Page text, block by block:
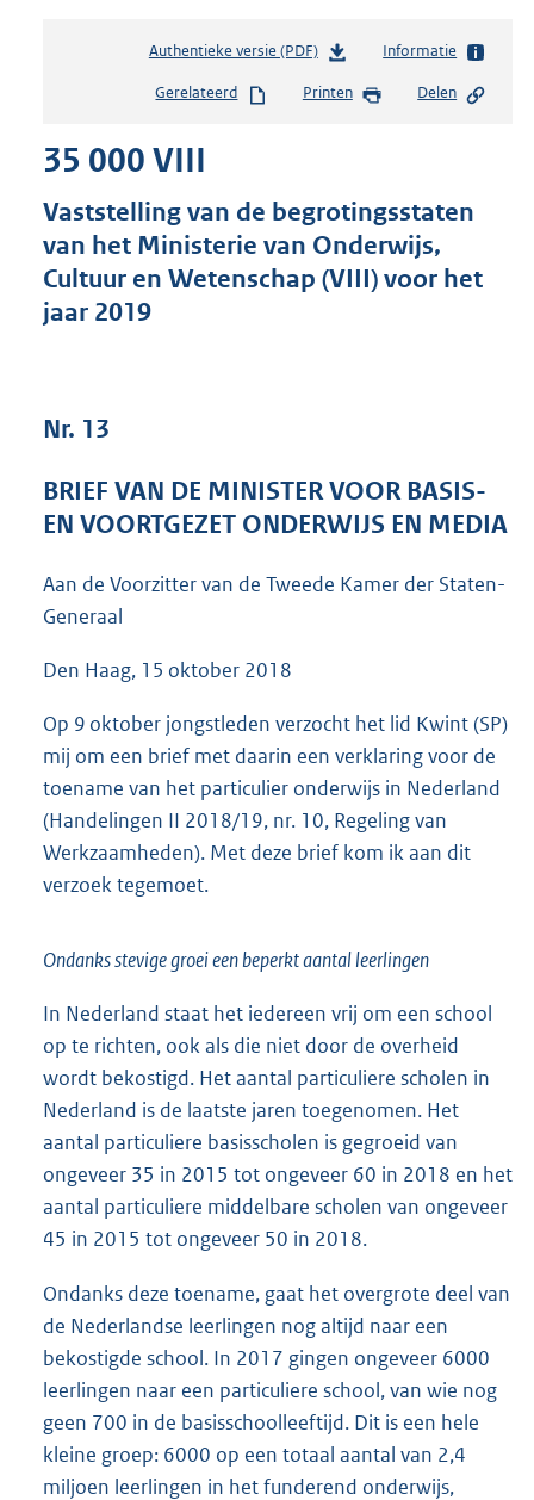
Authentieke versie (PDF)b
s
s
g
r
K
b
Informatie
Gerelateerd Printen Delen
35 000 VIII
Vaststelling van de begrotingsstaten
van het Ministerie van Onderwijs,
Cultuur en Wetenschap (VIII) voor het
jaar 2019
Nr. 13
BRIEF VAN DE MINISTER VOOR BASIS-
EN VOORTGEZET ONDERWIJS EN MEDIA
Aan de Voorzitter van de Tweede Kamer der Staten-
Generaal
Den Haag, 15 oktober 2018
Op 9 oktober jongstleden verzocht het lid Kwint (SP)
mij om een brief met daarin een verklaring voor de
toename van het particulier onderwijs in Nederland
(Handelingen II 2018/19, nr. 10, Regeling van
Werkzaamheden). Met deze brief kom ik aan dit
verzoek tegemoet.
Ondanks stevige groei een beperkt aantal leerlingen
In Nederland staat het iedereen vrij om een school
op te richten, ook als die niet door de overheid
wordt bekostigd. Het aantal particuliere scholen in
Nederland is de laatste jaren toegenomen. Het
aantal particuliere basisscholen is gegroeid van
ongeveer 35 in 2015 tot ongeveer 60 in 2018 en het
aantal particuliere middelbare scholen van ongeveer
45 in 2015 tot ongeveer 50 in 2018.
Ondanks deze toename, gaat het overgrote deel van
de Nederlandse leerlingen nog altijd naar een
bekostigde school. In 2017 gingen ongeveer 6000
leerlingen naar een particuliere school, van wie nog
geen 700 in de basisschoolleeftijd. Dit is een hele
kleine groep: 6000 op een totaal aantal van 2,4
miljoen leerlingen in het funderend onderwijs,